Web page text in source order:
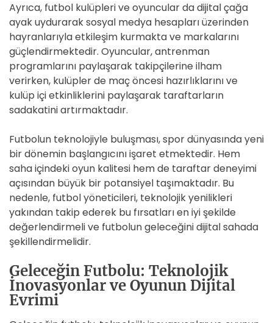
Ayrıca, futbol kulüpleri ve oyuncular da dijital çağa
ayak uydurarak sosyal medya hesapları üzerinden
hayranlarıyla etkileşim kurmakta ve markalarını
güçlendirmektedir. Oyuncular, antrenman
programlarını paylaşarak takipçilerine ilham
verirken, kulüpler de maç öncesi hazırlıklarını ve
kulüp içi etkinliklerini paylaşarak taraftarların
sadakatini artırmaktadır.
Futbolun teknolojiyle buluşması, spor dünyasında yeni
bir dönemin başlangıcını işaret etmektedir. Hem
saha içindeki oyun kalitesi hem de taraftar deneyimi
açısından büyük bir potansiyel taşımaktadır. Bu
nedenle, futbol yöneticileri, teknolojik yenilikleri
yakından takip ederek bu fırsatları en iyi şekilde
değerlendirmeli ve futbolun geleceğini dijital sahada
şekillendirmelidir.
Geleceğin Futbolu: Teknolojik
İnovasyonlar ve Oyunun Dijital
Evrimi